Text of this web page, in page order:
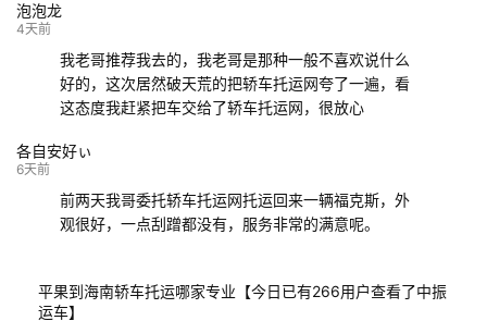
泡泡龙
4天前
我老哥推荐我去的，我老哥是那种一般不喜欢说什么
好的，这次居然破天荒的把轿车托运网夸了一遍，看
这态度我赶紧把车交给了轿车托运网，很放心
各自安好ぃ
6天前
前两天我哥委托轿车托运网托运回来一辆福克斯，外
观很好，一点刮蹭都没有，服务非常的满意呢。
平果到海南轿车托运哪家专业【今日已有266用户查看了中振
运车】